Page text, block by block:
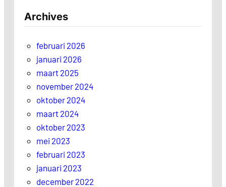
Archives
februari 2026
januari 2026
maart 2025
november 2024
oktober 2024
maart 2024
oktober 2023
mei 2023
februari 2023
januari 2023
december 2022